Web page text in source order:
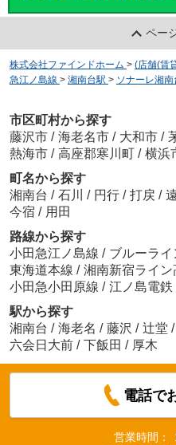
ペー
株式会社ファインドホーム > (店舗(賃
急江ノ島線 > 湘南台駅 > ソナーレ湘南
市区町村から探す
藤沢市 / 海老名市 / 大和市 /
熱海市 / 高座郡寒川町 / 横浜
町名から探す
湘南台 / 石川 / 円行 / 打戻 /
今宿 / 用田
路線から探す
小田急江ノ島線 / ブルーライ
東海道本線 / 湘南新宿ライン
小田急小田原線 / 江ノ島電鉄
駅から探す
湘南台 / 海老名 / 藤沢 / 辻堂 /
六会日大前 / 下飯田 / 厚木
電話で
営業時間：